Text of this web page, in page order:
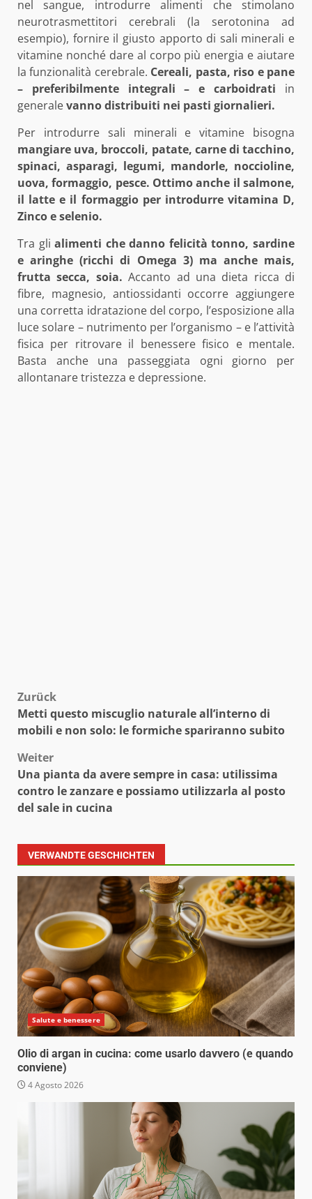
nel sangue, introdurre alimenti che stimolano
neurotrasmettitori cerebrali (la serotonina ad
esempio), fornire il giusto apporto di sali minerali e
vitamine nonché dare al corpo più energia e aiutare
la funzionalità cerebrale. Cereali, pasta, riso e pane
– preferibilmente integrali – e carboidrati in
generalevanno distribuiti nei pasti giornalieri.
Per introdurre sali minerali e vitamine bisogna
mangiare uva, broccoli, patate, carne di tacchino,
spinaci, asparagi, legumi, mandorle, noccioline,
uova, formaggio, pesce. Ottimo anche il salmone,
il latte e il formaggio per introdurre vitamina D,
Zinco e selenio.
Tra glialimenti che danno felicità tonno, sardine
e aringhe (ricchi di Omega 3) ma anche mais,
frutta secca, soia. Accanto ad una dieta ricca di
fibre, magnesio, antiossidanti occorre aggiungere
una corretta idratazione del corpo, l’esposizione alla
luce solare – nutrimento per l’organismo – e l’attività
fisica per ritrovare il benessere fisico e mentale.
Basta anche una passeggiata ogni giorno per
allontanare tristezza e depressione.
Beitragsnavigation
Zurück
Metti questo miscuglio naturale all’interno di
mobili e non solo: le formiche spariranno subito
Weiter
Una pianta da avere sempre in casa: utilissima
contro le zanzare e possiamo utilizzarla al posto
del sale in cucina
VERWANDTE GESCHICHTEN
Salute e benessere
Olio di argan in cucina: come usarlo davvero (e quando
conviene)
4 Agosto 2026